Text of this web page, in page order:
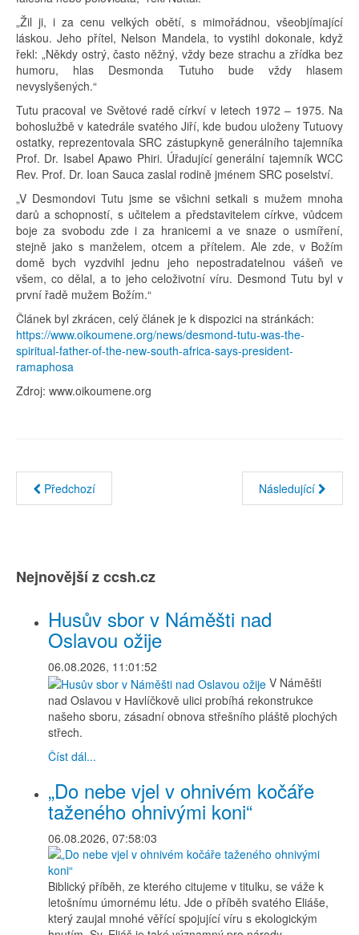
„Žil ji, i za cenu velkých obětí, s mimořádnou, všeobjímající
láskou. Jeho přítel, Nelson Mandela, to vystihl dokonale, když
řekl: „Někdy ostrý, často něžný, vždy beze strachu a zřídka bez
humoru, hlas Desmonda Tutuho bude vždy hlasem
nevyslyšených.“
Tutu pracoval ve Světové radě církví v letech 1972 – 1975. Na
bohoslužbě v katedrále svatého Jiří, kde budou uloženy Tutuovy
ostatky, reprezentovala SRC zástupkyně generálního tajemníka
Prof. Dr. Isabel Apawo Phiri. Úřadující generální tajemník WCC
Rev. Prof. Dr. Ioan Sauca zaslal rodině jménem SRC poselství.
„V Desmondovi Tutu jsme se všichni setkali s mužem mnoha
darů a schopností, s učitelem a představitelem církve, vůdcem
boje za svobodu zde i za hranicemi a ve snaze o usmíření,
stejně jako s manželem, otcem a přítelem. Ale zde, v Božím
domě bych vyzdvihl jednu jeho nepostradatelnou vášeň ve
všem, co dělal, a to jeho celoživotní víru. Desmond Tutu byl v
první řadě mužem Božím.“
Článek byl zkrácen, celý článek je k dispozici na stránkách:
https://www.oikoumene.org/news/desmond-tutu-was-the-
spiritual-father-of-the-new-south-africa-says-president-
ramaphosa
Zdroj: www.oikoumene.org
Předchozí Následující
Nejnovější z ccsh.cz
Husův sbor v Náměšti nad
Oslavou ožije
06.08.2026, 11:01:52
V Náměšti
nad Oslavou v Havlíčkově ulici probíhá rekonstrukce
našeho sboru, zásadní obnova střešního pláště plochých
střech.
Číst dál...
„Do nebe vjel v ohnivém kočáře
taženého ohnivými koni“
06.08.2026, 07:58:03
Biblický příběh, ze kterého citujeme v titulku, se váže k
letošnímu úmornému létu. Jde o příběh svatého Eliáše,
který zaujal mnohé věřící spojující víru s ekologickým